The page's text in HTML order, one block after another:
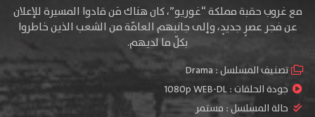
مع غروب حقبة مملكة “غوريو”، كان هناك مَن قادوا المسيرة للإعلان
عن فجر عصرٍ جديدٍ، وإلى جانبهم العامّة من الشعب الذين خاطروا
بكلّ ما لديهم.
تصنيف المسلسل : Drama
جودة الحلقات :1080p WEB-DL
حالة المسلسل : مستمر